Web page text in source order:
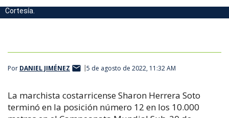
Cortesía.
Por DANIEL JIMÉNEZ 5 de agosto de 2022, 11:32 AM
La marchista costarricense Sharon Herrera Soto
terminó en la posición número 12 en los 10.000